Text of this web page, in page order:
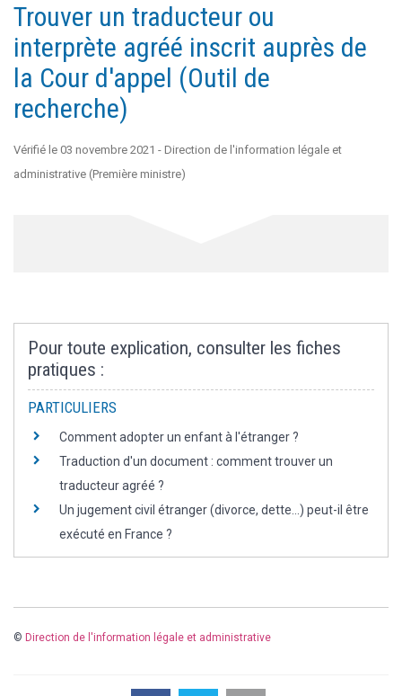
Trouver un traducteur ou
interprète agréé inscrit auprès de
la Cour d'appel (Outil de
recherche)
Vérifié le 03 novembre 2021 - Direction de l'information légale et
administrative (Première ministre)
Pour toute explication, consulter les fiches
pratiques :
PARTICULIERS
Comment adopter un enfant à l'étranger ?
Traduction d'un document : comment trouver un
traducteur agréé ?
Un jugement civil étranger (divorce, dette...) peut-il être
exécuté en France ?
© Direction de l'information légale et administrative